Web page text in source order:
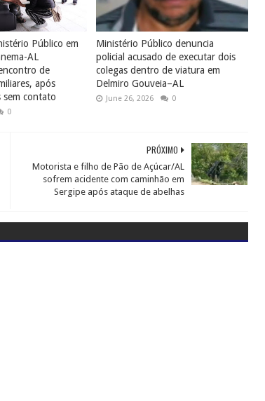
Público em
AL
de
após
sem contato
0
Ministério Público denuncia
policial acusado de executar dois
colegas dentro de viatura em
Delmiro Gouveia–AL
June 26, 2026 0
PRÓXIMO
Motorista e filho de Pão de Açúcar/AL
sofrem acidente com caminhão em
Sergipe após ataque de abelhas